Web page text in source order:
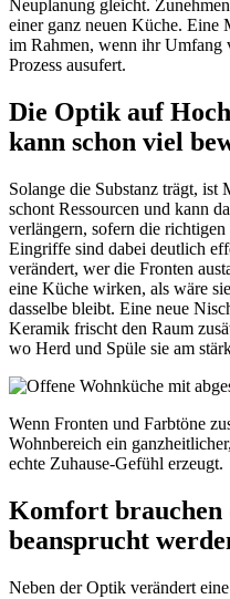
Neuplanung gleicht.
einer ganz neuen Küche. Eine
im Rahmen, wenn ihr Umfang
Prozess ausufert.
Die Optik auf
kann schon viel
Solange die Substanz trägt, ist
schont Ressourcen und kann
verlängern, sofern die
Eingriffe sind dabei deutlich
verändert, wer die Fronten
eine Küche wirken, als wäre
dasselbe bleibt. Eine neue
Keramik frischt den Raum
wo Herd und Spüle sie am
Wenn Fronten und Farbtöne
Wohnbereich ein
echte Zuhause-Gefühl erzeugt.
Komfort brauchen
beansprucht
Neben der Optik verändert